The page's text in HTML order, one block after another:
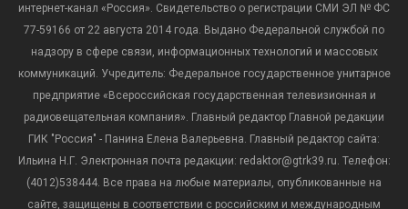
интернет-канал «Россия». Свидетельство о регистрации СМИ ЭЛ № ФС
77-59166 от 22 августа 2014 года. Выдано Федеральной службой по
надзору в сфере связи, информационных технологий и массовых
коммуникаций. Учредитель: Федеральное государственное унитарное
предприятие «Всероссийская государственная телевизионная и
радиовещательная компания». Главный редактор Главной редакции
ГИК "Россия" - Панина Елена Валерьевна. Главный редактор сайта:
Ильина Н.Г. Электронная почта редакции: redaktor@gtrk39.ru. Телефон:
(4012)538444. Все права на любые материалы, опубликованные на
сайте, защищены в соответствии с российским и международным